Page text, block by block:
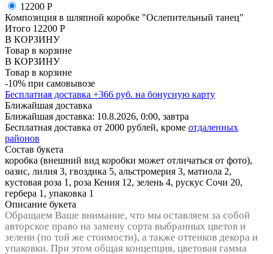
12200 Р
Композиция в шляпной коробке "Ослепительный танец"
Итого 12200 Р
В КОРЗИНУ
Товар в корзине
В КОРЗИНУ
Товар в корзине
-10% при самовывозе
Бесплатная доставка +366 руб. на бонусную карту
Ближайшая доставка
Ближайшая доставка: 10.8.2026, 0:00, завтра
Бесплатная доставка от 2000 рублей, кроме отдаленных
районов
Состав букета
коробка (внешний вид коробки может отличаться от фото),
оазис, лилия 3, гвоздика 5, альстромерия 3, матиола 2,
кустовая роза 1, роза Кения 12, зелень 4, рускус Сочи 20,
гербера 1, упаковка 1
Описание букета
Обращаем Ваше внимание, что мы оставляем за собой
авторское право на замену сорта выбранных цветов и
зелени (по той же стоимости), а также оттенков декора и
упаковки. При этом общая концепция, цветовая гамма